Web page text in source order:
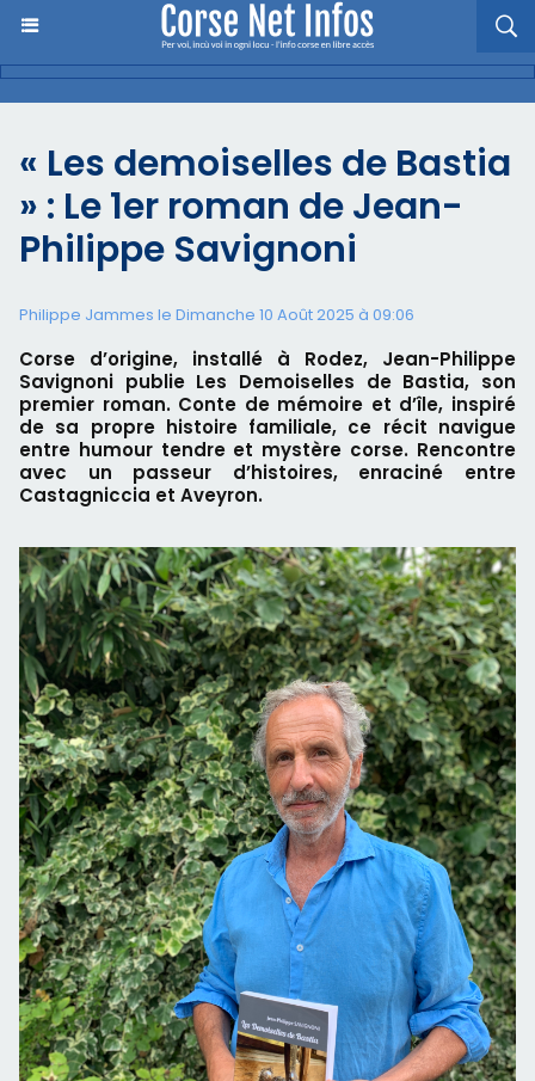
« Les demoiselles de Bastia
» : Le 1er roman de Jean-
Philippe Savignoni
Philippe Jammes le Dimanche 10 Août 2025 à 09:06
Corse d’origine, installé à Rodez, Jean-Philippe
Savignoni publie Les Demoiselles de Bastia, son
premier roman. Conte de mémoire et d’île, inspiré
de sa propre histoire familiale, ce récit navigue
entre humour tendre et mystère corse. Rencontre
avec un passeur d’histoires, enraciné entre
Castagniccia et Aveyron.